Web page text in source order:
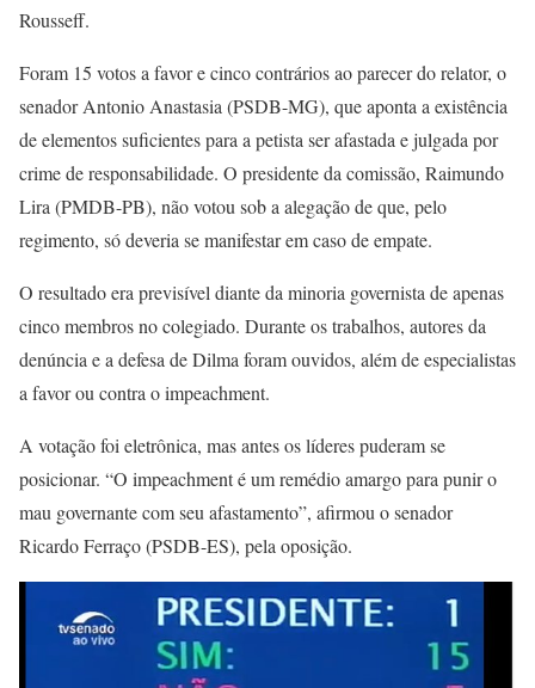
Rousseff.
Foram 15 votos a favor e cinco contrários ao parecer do relator, o
senador Antonio Anastasia (PSDB-MG), que aponta a existência
de elementos suficientes para a petista ser afastada e julgada por
crime de responsabilidade. O presidente da comissão, Raimundo
Lira (PMDB-PB), não votou sob a alegação de que, pelo
regimento, só deveria se manifestar em caso de empate.
O resultado era previsível diante da minoria governista de apenas
cinco membros no colegiado. Durante os trabalhos, autores da
denúncia e a defesa de Dilma foram ouvidos, além de especialistas
a favor ou contra o impeachment.
A votação foi eletrônica, mas antes os líderes puderam se
posicionar. “O impeachment é um remédio amargo para punir o
mau governante com seu afastamento”, afirmou o senador
Ricardo Ferraço (PSDB-ES), pela oposição.